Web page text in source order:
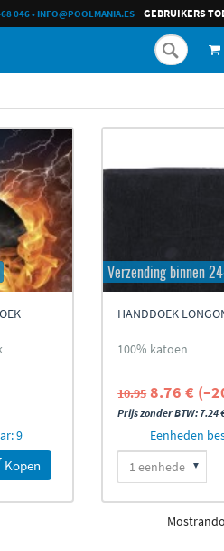
GEBRUIKERS
046•INFO@POOLMANIA.ES
9
Kopen
Verzending binnen
HANDDOEK
100% katoen
10.95 8.76 €
Prijs zonder BTW: 7.24
Eenheden